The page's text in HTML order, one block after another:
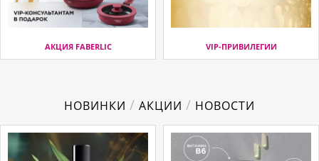
АКЦИЯ FABERLIC VIP-ПРИВИЛЕГИИ
НОВИНКИ / АКЦИИ / НОВОСТИ